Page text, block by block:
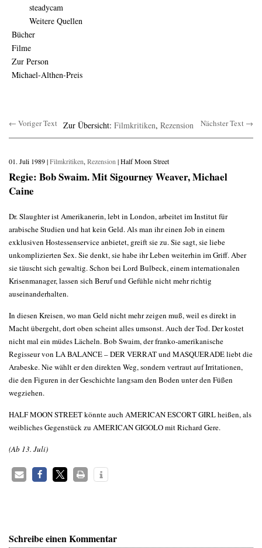
steadycam
Weitere Quellen
Bücher
Filme
Zur Person
Michael-Althen-Preis
← Voriger Text Zur Übersicht: Filmkritiken, Rezension Nächster Text →
01. Juli 1989 |Filmkritiken, Rezension | Half Moon Street
Regie: Bob Swaim. Mit Sigourney Weaver, Michael
Caine
Dr. Slaughter ist Amerikanerin, lebt in London, arbeitet im Institut für
arabische Studien und hat kein Geld. Als man ihr einen Job in einem
exklusiven Hostessenservice anbietet, greift sie zu. Sie sagt, sie liebe
unkomplizierten Sex. Sie denkt, sie habe ihr Leben weiterhin im Griff. Aber
sie täuscht sich gewaltig. Schon bei Lord Bulbeck, einem internationalen
Krisenmanager, lassen sich Beruf und Gefühle nicht mehr richtig
auseinanderhalten.
In diesen Kreisen, wo man Geld nicht mehr zeigen muß, weil es direkt in
Macht übergeht, dort oben scheint alles umsonst. Auch der Tod. Der kostet
nicht mal ein müdes Lächeln. Bob Swaim, der franko-amerikanische
Regisseur von LA BALANCE – DER VERRAT und MASQUERADE liebt die
Arabeske. Nie wählt er den direkten Weg, sondern vertraut auf Irritationen,
die den Figuren in der Geschichte langsam den Boden unter den Füßen
wegziehen.
HALF MOON STREET könnte auch AMERICAN ESCORT GIRL heißen, als
weibliches Gegenstück zu AMERICAN GIGOLO mit Richard Gere.
(Ab 13. Juli)
Schreibe einen Kommentar